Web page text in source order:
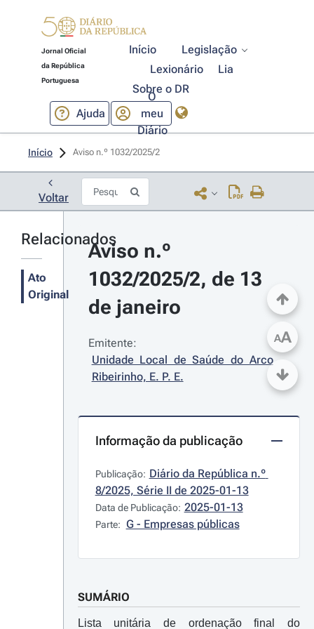
Jornal Oficial
da República
Portuguesa
Início
Legislação
Lexionário
Lia
Sobre o DR
Ajuda
O
meu
Diário
Início Aviso n.º 1032/2025/2
Voltar
Relacionados
Ato
Original
Aviso n.º
1032/2025/2, de 13
de janeiro
Emitente:
Unidade Local de Saúde do Arco
Ribeirinho, E. P. E.
Informação da publicação
Publicação: Diário da República n.º
8/2025, Série II de 2025-01-13
Data de Publicação: 2025-01-13
Parte: G - Empresas públicas
SUMÁRIO
Lista unitária de ordenação final do
AA